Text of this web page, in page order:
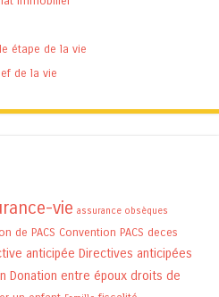
étape de la vie
de la vie
vie assurance obsèques
de PACS Convention PACS deces
anticipée Directives anticipées
Donation entre époux droits de